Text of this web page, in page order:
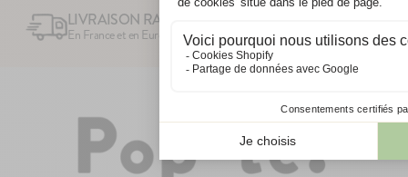
LIVRAISON RAPIDE
En France et en Europe
biologique face aux
Comme toujours, n'utilisez pas
aspect inhabituel (emballage